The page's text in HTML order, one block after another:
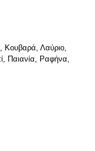
Κουβαρά, Λαύριο,
Παιανία, Ραφήνα,